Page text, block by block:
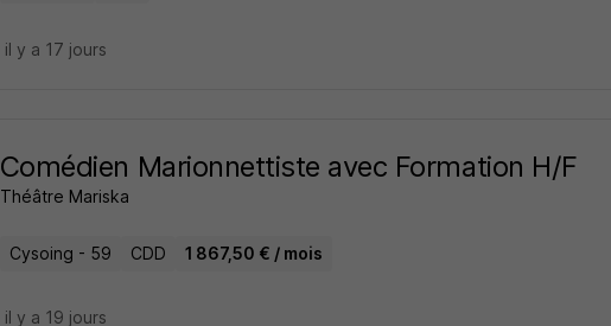
il y a 17 jours
Comédien Marionnettiste avec Formation H/F
Théâtre Mariska
Cysoing - 59 CDD 1 867,50 € / mois
il y a 19 jours